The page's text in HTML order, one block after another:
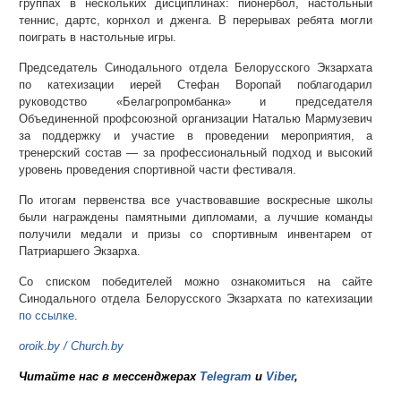
группах в нескольких дисциплинах: пионербол, настольный
теннис, дартс, корнхол и дженга. В перерывах ребята могли
поиграть в настольные игры.
Председатель Синодального отдела Белорусского Экзархата
по катехизации иерей Стефан Воропай поблагодарил
руководство «Белагропромбанка» и председателя
Объединенной профсоюзной организации Наталью Мармузевич
за поддержку и участие в проведении мероприятия, а
тренерский состав — за профессиональный подход и высокий
уровень проведения спортивной части фестиваля.
По итогам первенства все участвовавшие воскресные школы
были награждены памятными дипломами, а лучшие команды
получили медали и призы со спортивным инвентарем от
Патриаршего Экзарха.
Со списком победителей можно ознакомиться на сайте
Синодального отдела Белорусского Экзархата по катехизации
по ссылке.
oroik.by /Church.by
Читайте нас в мессенджерах Telegram и Viber,